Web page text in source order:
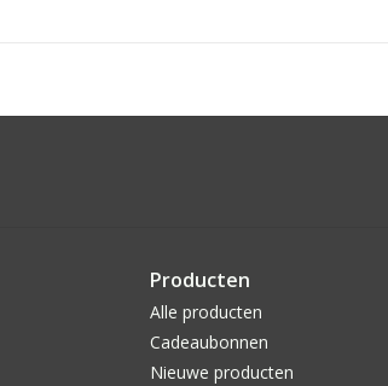
Producten
Alle producten
Cadeaubonnen
Nieuwe producten